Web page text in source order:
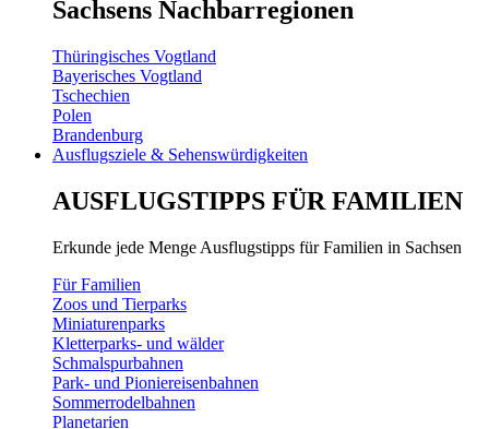
Sachsens Nachbarregionen
Thüringisches Vogtland
Bayerisches Vogtland
Tschechien
Polen
Brandenburg
Ausflugsziele & Sehenswürdigkeiten
AUSFLUGSTIPPS FÜR FAMILIEN
Erkunde jede Menge Ausflugstipps für Familien in Sachsen
Für Familien
Zoos und Tierparks
Miniaturenparks
Kletterparks- und wälder
Schmalspurbahnen
Park- und Pioniereisenbahnen
Sommerrodelbahnen
Planetarien